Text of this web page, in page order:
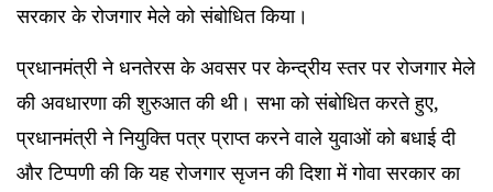
सरकार के रोजगार मेले को संबोधित किया।
प्रधानमंत्री ने धनतेरस के अवसर पर केन्द्रीय स्तर पर रोजगार मेले
की अवधारणा की शुरुआत की थी। सभा को संबोधित करते हुए,
प्रधानमंत्री ने नियुक्ति पत्र प्राप्त करने वाले युवाओं को बधाई दी
और टिप्पणी की कि यह रोजगार सृजन की दिशा में गोवा सरकार का